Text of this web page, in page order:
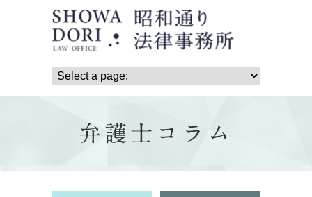
弁護士コラム